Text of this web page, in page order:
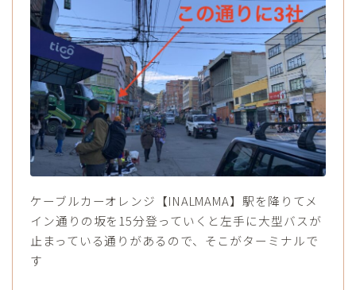
ケーブルカーオレンジ【INALMAMA】駅を降りてメ
イン通りの坂を15分登っていくと左手に大型バスが
止まっている通りがあるので、そこがターミナルで
す